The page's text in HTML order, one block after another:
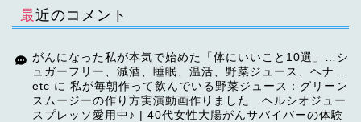
最近のコメント
がんになった私が本気で始めた「体にいいこと10選」…シ
ュガーフリー、減酒、睡眠、温活、野菜ジュース、ヘナ…
etc に 私が毎朝作って飲んでいる野菜ジュース：グリーン
スムージーの作り方実演動画作りました ヘルシオジュー
スプレッソ愛用中♪ | 40代女性大腸がんサバイバーの体験